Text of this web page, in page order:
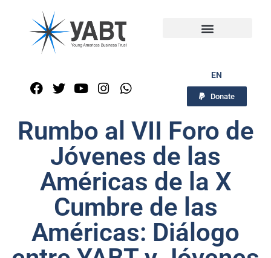
EN
Donate
Rumbo al VII Foro de
Jóvenes de las
Américas de la X
Cumbre de las
Américas: Diálogo